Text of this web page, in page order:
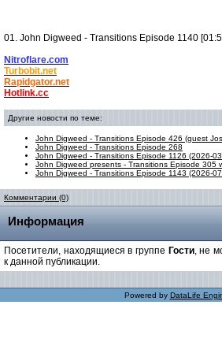
01. John Digweed - Transitions Episode 1140
Nitroflare.com
Turbobit.net
Rapidgator.net
Hotlink.cc
Другие новости по теме:
John Digweed - Transitions Episode 426 (guest
John Digweed - Transitions Episode 268
John Digweed - Transitions Episode 1126 (2026-
John Digweed presents - Transitions Episode 305
John Digweed - Transitions Episode 1143 (2026-
Комментарии (0)
Информация
Посетители, находящиеся в группе Гости, не
к данной публикации.
Powered by DataLife